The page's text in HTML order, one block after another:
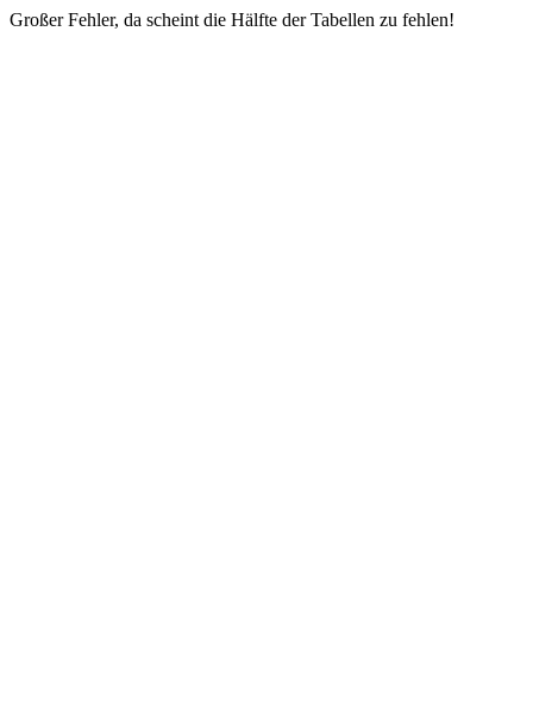
Großer Fehler, da scheint die Hälfte der Tabellen zu fehlen!